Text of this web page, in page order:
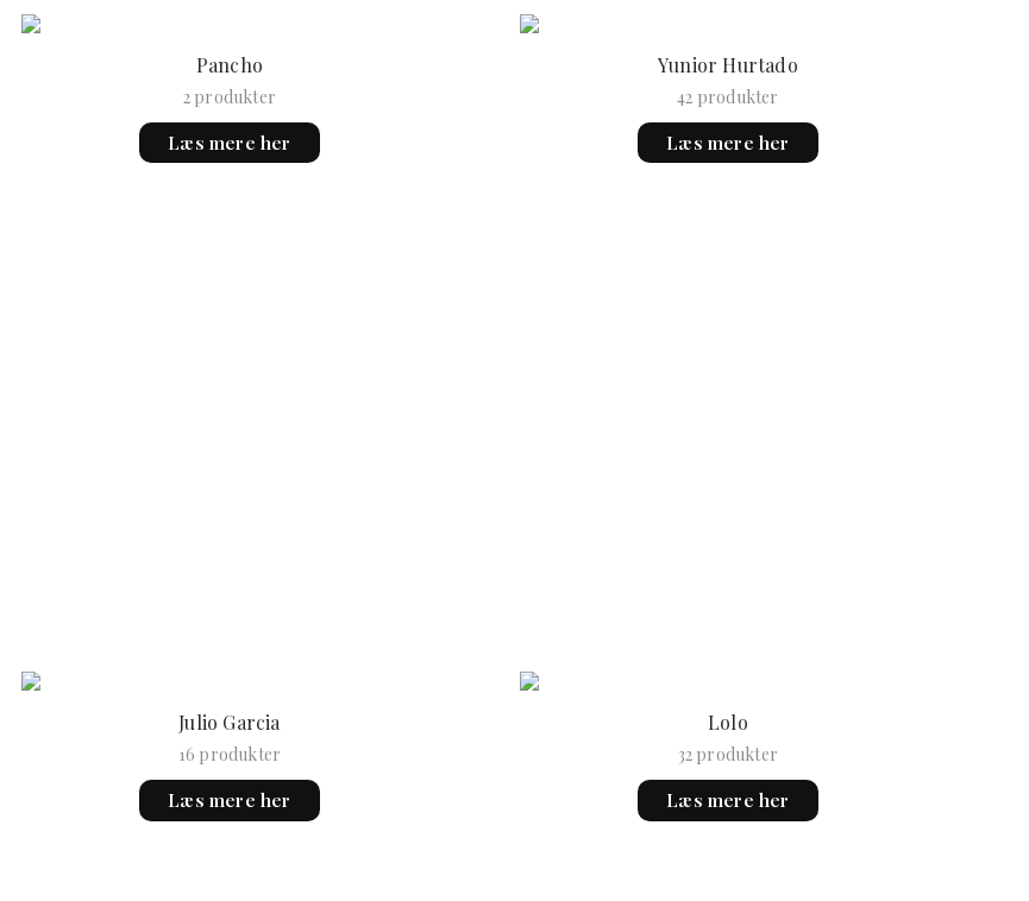
Pancho
2 produkter
Læs mere her
Yunior Hurtado
42 produkter
Læs mere her
Julio Garcia
16 produkter
Læs mere her
Lolo
32 produkter
Læs mere her